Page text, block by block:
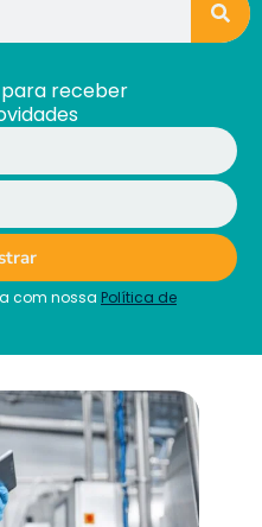
para receber
com nossa Política de